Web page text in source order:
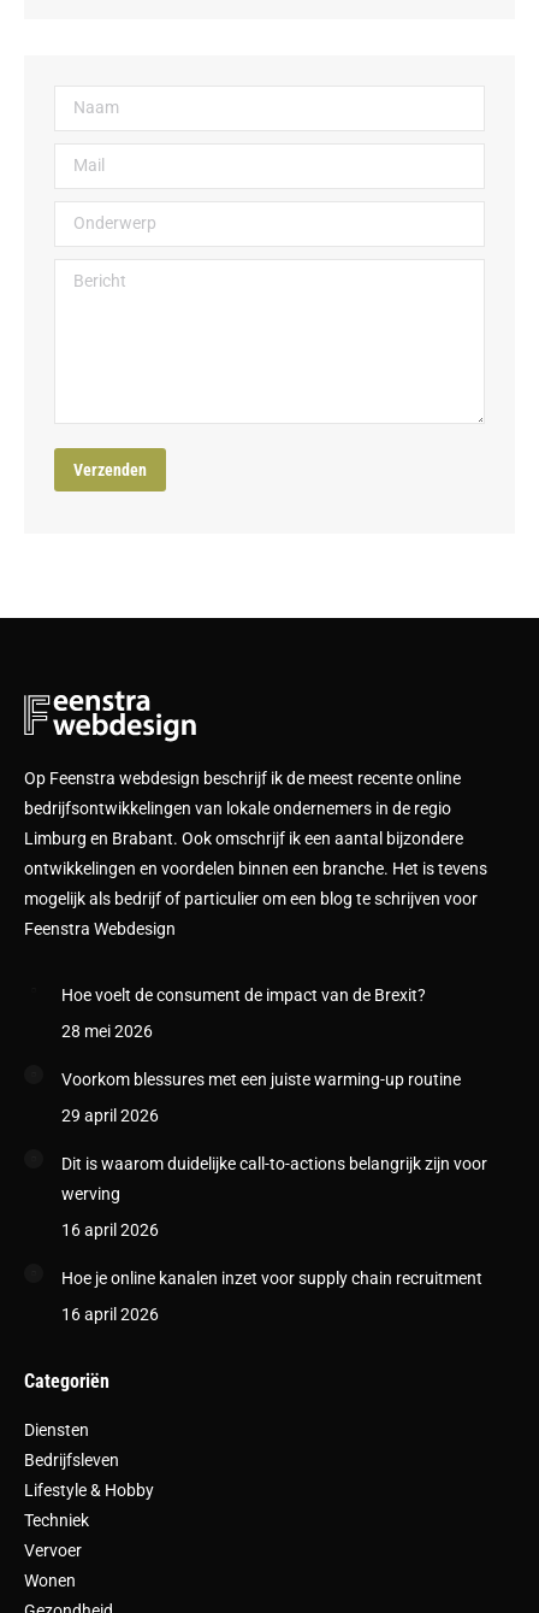
Op Feenstra webdesign beschrijf ik de meest recente online
bedrijfsontwikkelingen van lokale ondernemers in de regio
Limburg en Brabant. Ook omschrijf ik een aantal bijzondere
ontwikkelingen en voordelen binnen een branche. Het is tevens
mogelijk als bedrijf of particulier om een blog te schrijven voor
Feenstra Webdesign
Hoe voelt de consument de impact van de Brexit?
28 mei 2026
Voorkom blessures met een juiste warming-up routine
29 april 2026
Dit is waarom duidelijke call-to-actions belangrijk zijn voor
werving
16 april 2026
Hoe je online kanalen inzet voor supply chain recruitment
16 april 2026
Categoriën
Diensten
Bedrijfsleven
Lifestyle & Hobby
Techniek
Vervoer
Wonen